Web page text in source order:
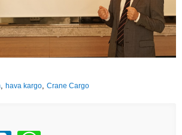
,hava kargo ,Crane Cargo